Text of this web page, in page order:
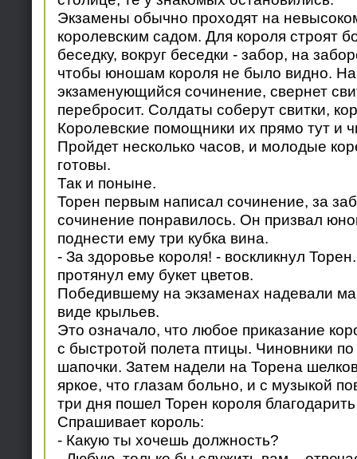
Экзамены обычно проходят на
королевским садом. Для короля строят
беседку, вокруг беседки - забор, на
чтобы юношам короля не было видно.
экзаменующийся сочинение, свернет
перебросит. Солдаты соберут свитки,
Королевские помощники их прямо тут и
Пройдет несколько часов, и молодые
готовы.
Так и поныне.
Торен первым написал сочинение, за
сочинение понравилось. Он призвал
поднести ему три кубка вина.
- За здоровье короля! - воскликнул
протянул ему букет цветов.
Победившему на экзаменах надевали
виде крыльев.
Это означало, что любое приказание
с быстротой полета птицы. Чиновники
шапочки. Затем надели на Торена
яркое, что глазам больно, и с музыкой
три дня пошел Торен короля
Спрашивает король:
- Какую ты хочешь должность?